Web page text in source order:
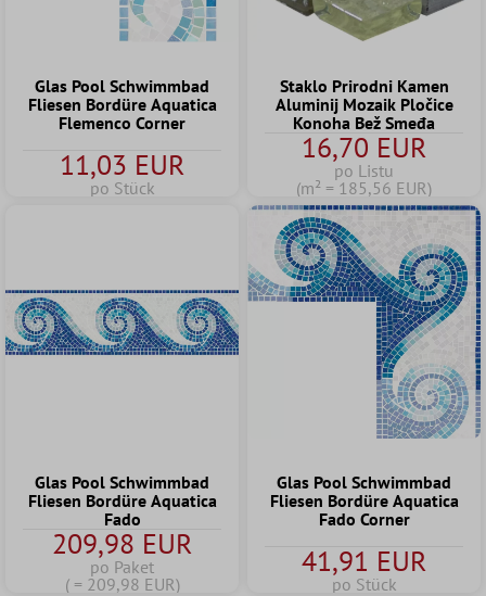
Glas Pool Schwimmbad
Fliesen Bordüre Aquatica
Flemenco Corner
11,03 EUR
po Stück
Staklo Prirodni Kamen
Aluminij Mozaik Pločice
Konoha Bež Smeđa
16,70 EUR
po Listu
(m² = 185,56 EUR)
Glas Pool Schwimmbad
Fliesen Bordüre Aquatica
Fado
209,98 EUR
po Paket
( = 209,98 EUR)
Glas Pool Schwimmbad
Fliesen Bordüre Aquatica
Fado Corner
41,91 EUR
po Stück